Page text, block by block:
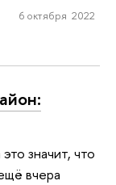
6 октября 2022
значит, что
вчера